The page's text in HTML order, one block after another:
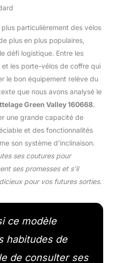
particulièrement des vélos
plus en plus populaires,
défi logistique. Entre les
les porte-vélos de coffre qui
le bon équipement relève du
que nous avons analysé le
Green Valley 160668.
une grande capacité de
et des fonctionnalités
son système d’inclinaison.
ses coutures pour
ses promesses et s’il
pour vos futures sorties.
ce modèle
habitudes de
de consulter ses